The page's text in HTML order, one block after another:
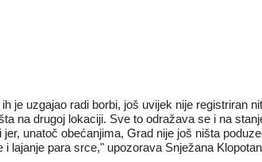
je uzgajao radi borbi, još uvijek nije registriran
na drugoj lokaciji. Sve to odražava se i na
unatoč obećanjima, Grad nije još ništa
para srce," upozorava Snježana